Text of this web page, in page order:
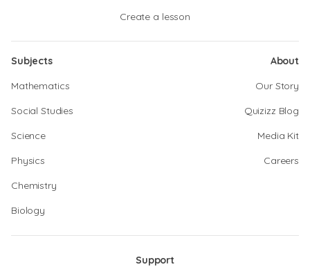
Create a lesson
Subjects
Mathematics
Social Studies
Science
Physics
Chemistry
Biology
About
Our Story
Quizizz Blog
Media Kit
Careers
Support